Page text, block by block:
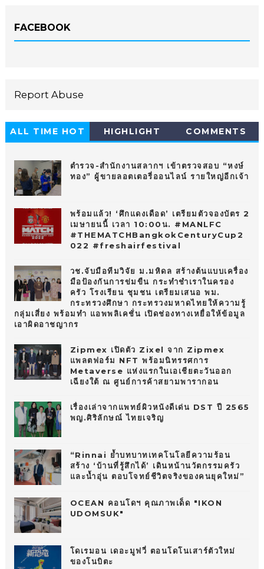
FACEBOOK
Report Abuse
ALL TIME HOT
HIGHLIGHT COMMENTS
ตำรวจ-สำนักงานสลากฯ เข้าตรวจสอบ “หงษ์
ทอง” ผู้ขายลอตเตอรี่ออนไลน์ รายใหญ่อีกเจ้า
พร้อมแล้ว! ‘ศึกแดงเดือด’ เตรียมตัวจองบัตร 2
เมษายนนี้ เวลา 10:00น. #MANLFC
#THEMATCHBangkokCenturyCup2
022 #freshairfestival
วช.จับมือทีมวิจัย ม.มหิดล สร้างต้นแบบเครื่อง
มือป้องกันการข่มขืน กระทำชำเราในครอง
ครัว โรงเรียน ชุมชน เตรียมเสนอ พม.
กระทรวงศึกษา กระทรวงมหาดไทยให้ความรู้
กลุ่มเสี่ยง พร้อมทำ แอพพลิเคชั่น เปิดช่องทางเหยื่อให้ข้อมูล
เอาผิดอาชญากร
Zipmex เปิดตัว Zixel จาก Zipmex
แพลตฟอร์ม NFT พร้อมนิทรรศการ
Metaverse แห่งแรกในเอเชียตะวันออก
เฉียงใต้ ณ ศูนย์การค้าสยามพารากอน
เรื่องเล่าจากแพทย์ผิวหนังดีเด่น DST ปี 2565
พญ.ศิริลักษณ์ ไทยเจริญ
“Rinnai ย้ำบทบาทเทคโนโลยีความร้อน
สร้าง ‘บ้านที่รู้สึกได้’ เดินหน้านวัตกรรมครัว
และน้ำอุ่น ตอบโจทย์ชีวิตจริงของคนยุคใหม่”
OCEAN คอนโดฯ คุณภาพเด็ด "IKON
UDOMSUK"
โดเรมอน เดอะมูฟวี่ ตอนโดโนเสาร์ตัวใหม่
ของโนบิตะ